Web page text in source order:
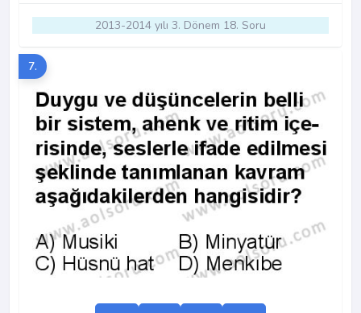
2013-2014 yılı 3. Dönem 18. Soru
7.